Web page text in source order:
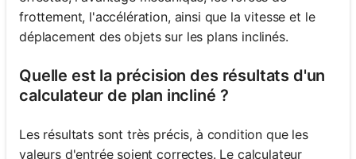
frottement, l'accélération, ainsi que la vitesse et le
déplacement des objets sur les plans inclinés.
Quelle est la précision des résultats d'un
calculateur de plan incliné ?
Les résultats sont très précis, à condition que les
valeurs d'entrée soient correctes. Le calculateur